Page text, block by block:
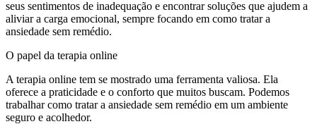
seus sentimentos de inadequação e encontrar soluções que ajudem a
aliviar a carga emocional, sempre focando em como tratar a
ansiedade sem remédio.
O papel da terapia online
A terapia online tem se mostrado uma ferramenta valiosa. Ela
oferece a praticidade e o conforto que muitos buscam. Podemos
trabalhar como tratar a ansiedade sem remédio em um ambiente
seguro e acolhedor.